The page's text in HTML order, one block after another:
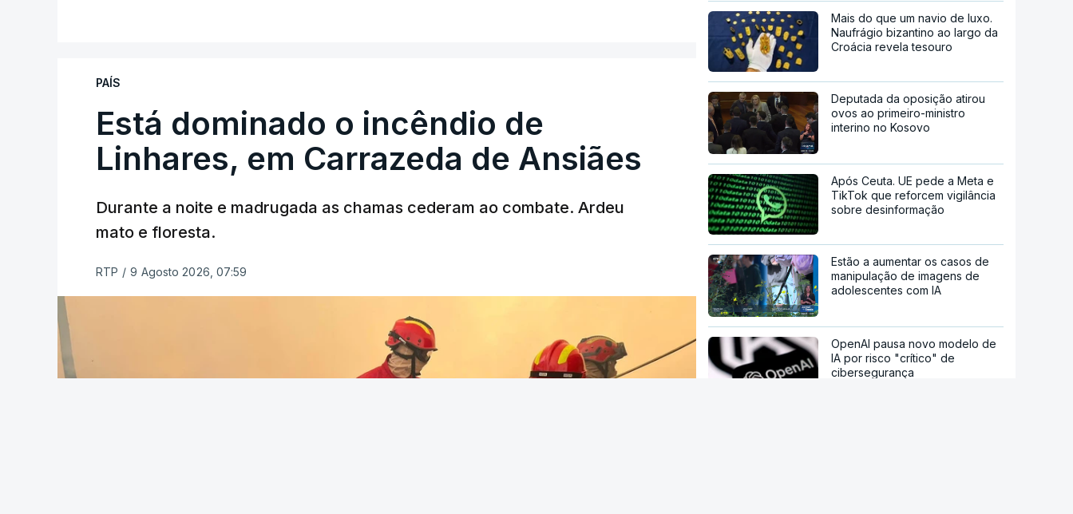
ERRO
ERROR ON HTML5 MEDIA ELEMENT
ESTE CONTEÚDO ESTÁ NESTE MOMENTO INDISPONÍVEL
As autoridades canadianas estimam que vai levar dias ou semanas para controlar o
PAÍS
Está dominado o incêndio de
Linhares, em Carrazeda de Ansiães
Durante a noite e madrugada as chamas cederam ao combate. Ardeu
mato e floresta.
RTP / 9 Agosto 2026, 07:59
Mais do que um navio de luxo.
Naufrágio bizantino ao largo da
Croácia revela tesouro
Deputada da oposição atirou
ovos ao primeiro-ministro
interino no Kosovo
Após Ceuta. UE pede a Meta e
TikTok que reforcem vigilância
sobre desinformação
Estão a aumentar os casos de
manipulação de imagens de
adolescentes com IA
OpenAI pausa novo modelo de
IA por risco "crítico" de
cibersegurança